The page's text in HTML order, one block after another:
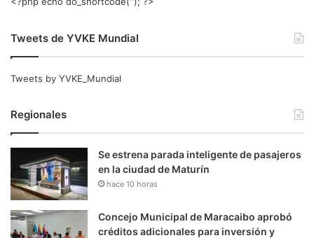
Tweets de YVKE Mundial
Tweets by YVKE_Mundial
Regionales
Se estrena parada inteligente de pasajeros
en la ciudad de Maturín
hace 10 horas
Concejo Municipal de Maracaibo aprobó
créditos adicionales para inversión y